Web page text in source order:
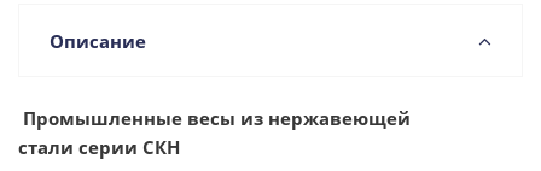
Описание
Промышленные весы из нержавеющей
стали серии СКН